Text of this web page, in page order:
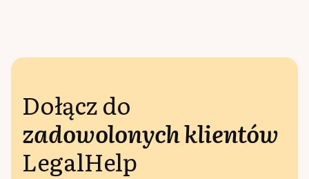
Dołącz do
zadowolonych klientów
LegalHelp